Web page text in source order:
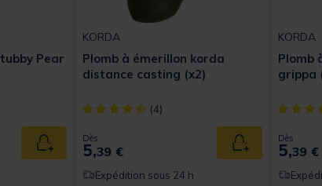
Pear
Customer Rating
Ajouter au panier
KORDA
Plomb à émerillon korda
distance casting (x2)
[object Object] out of 5 Customer Rating
(4)
Dès
5,39 € Ajouter au
Expédition sous 24 h
KORDA
Plomb
grippa
[object
Dès
5,39 €